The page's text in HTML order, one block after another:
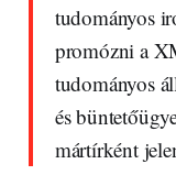
tudományos
promózni a
tudományos
és
mártírként